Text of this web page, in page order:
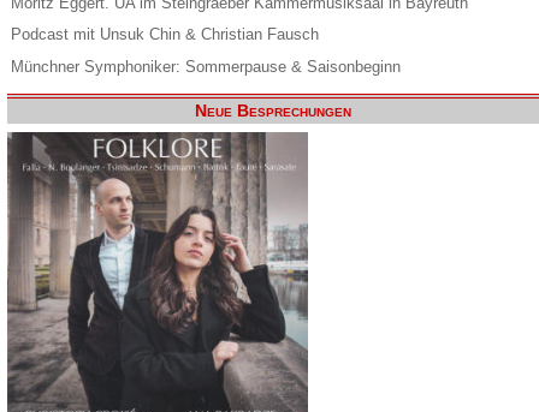
Podcast mit Unsuk Chin & Christian Fausch
Münchner Symphoniker: Sommerpause & Saisonbeginn
Neue Besprechungen